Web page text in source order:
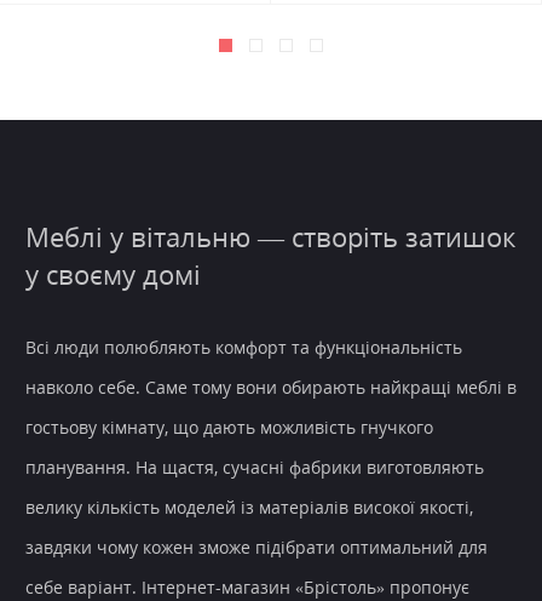
Меблі у вітальню — створіть затишок
у своєму домі
Всі люди полюбляють комфорт та функціональність
навколо себе. Саме тому вони обирають найкращі меблі в
гостьову кімнату, що дають можливість гнучкого
планування. На щастя, сучасні фабрики виготовляють
велику кількість моделей із матеріалів високої якості,
завдяки чому кожен зможе підібрати оптимальний для
себе варіант. Інтернет-магазин «Брістоль» пропонує